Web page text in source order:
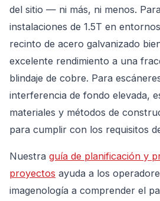
del sitio — ni más, ni menos.
instalaciones de 1.5T en
recinto de acero galvanizado
excelente rendimiento a una
blindaje de cobre. Para
interferencia de fondo elevada,
materiales y métodos de
para cumplir con los requisitos
Nuestra guía de planificación y
proyectos ayuda a los
imagenología a comprender el